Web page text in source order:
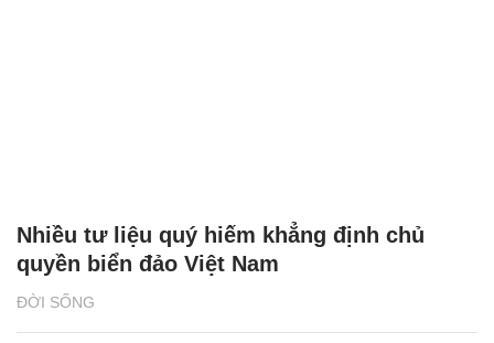
ĐỜI SỐNG
Nhiều tư liệu quý hiếm khẳng định chủ
quyền biển đảo Việt Nam